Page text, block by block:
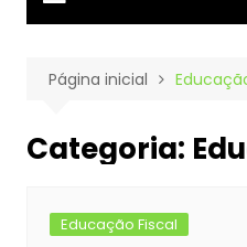
Página inicial
Categoria:
Educação Fiscal